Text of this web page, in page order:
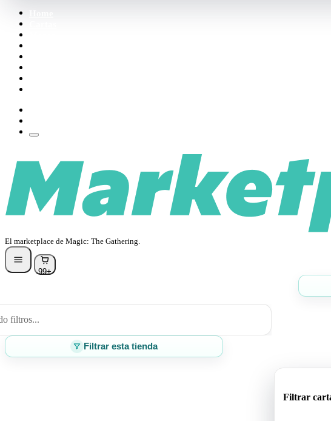
El marketplace de Magic: The Gathering.
99+
filtros...
Filtrar esta tienda
Filtrar